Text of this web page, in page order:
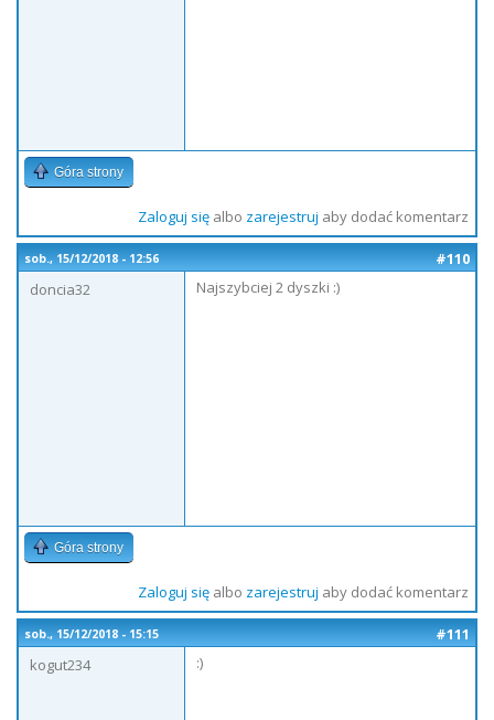
Góra strony
Zaloguj sięalbo zarejestruj aby dodać komentarz
sob., 15/12/2018 - 12:56
#110
doncia32
Najszybciej 2 dyszki :)
Góra strony
Zaloguj sięalbo zarejestruj aby dodać komentarz
sob., 15/12/2018 - 15:15
#111
kogut234
:)